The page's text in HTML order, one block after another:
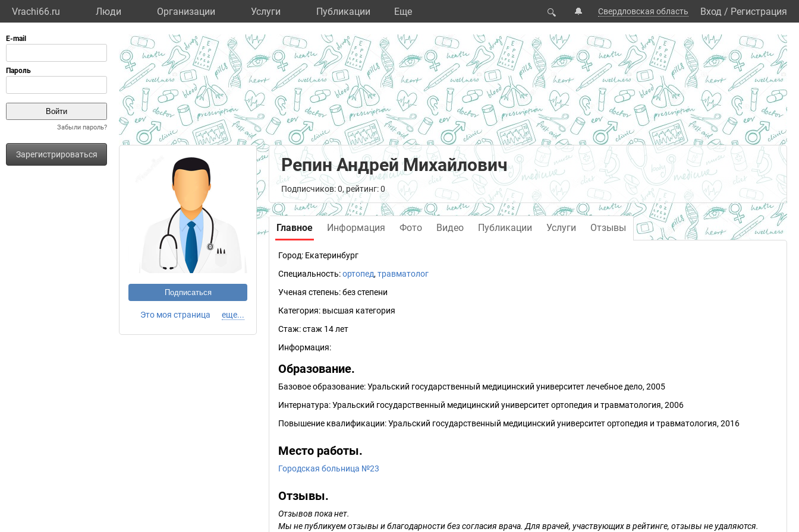
Vrachi66.ru Люди Организации Услуги Публикации Eще 🔍 🔔 Свердловская область Вход / Регистрация
Забыли пароль?
Зарегистрироваться
Подписаться
Это моя страница еще...
Репин Андрей Михайлович
Подписчиков: 0, рейтинг: 0
Главное Информация Фото Видео Публикации Услуги Отзывы
Город: Екатеринбург
Специальность:ортопед, травматолог
Ученая степень:без степени
Категория: высшая категория
Стаж:стаж 14 лет
Информация:
Образование.
Базовое образование: Уральский государственный медицинский университет лечебное дело, 2005
Интернатура: Уральский государственный медицинский университет ортопедия и травматология, 2006
Повышение квалификации: Уральский государственный медицинский университет ортопедия и травматология, 2016
Место работы.
Городская больница №23
Отзывы.
Отзывов пока нет.
Мы не публикуем отзывы и благодарности без согласия врача. Для врачей, участвующих в рейтинге, отзывы не удаляются.